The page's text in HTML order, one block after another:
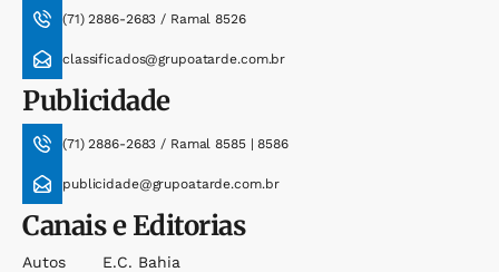
(71) 2886-2683 / Ramal 8526
classificados@grupoatarde.com.br
Publicidade
(71) 2886-2683 / Ramal 8585 | 8586
publicidade@grupoatarde.com.br
Canais e Editorias
Autos
E.c. Bahia